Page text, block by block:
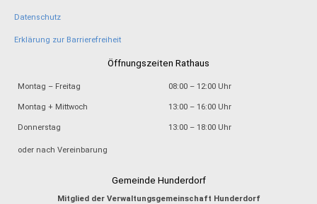
Datenschutz
Erklärung zur Barrierefreiheit
Öffnungszeiten Rathaus
Montag – Freitag 08:00 – 12:00 Uhr
Montag + Mittwoch 13:00 – 16:00 Uhr
Donnerstag 13:00 – 18:00 Uhr
oder nach Vereinbarung
Gemeinde Hunderdorf
Mitglied der Verwaltungsgemeinschaft Hunderdorf